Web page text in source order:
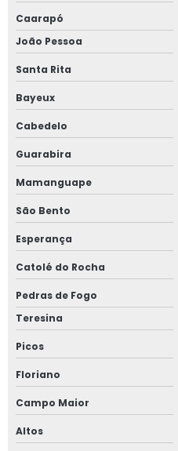
Caarapó
João Pessoa
Santa Rita
Bayeux
Cabedelo
Guarabira
Mamanguape
São Bento
Esperança
Catolé do Rocha
Pedras de Fogo
Teresina
Picos
Floriano
Campo Maior
Altos